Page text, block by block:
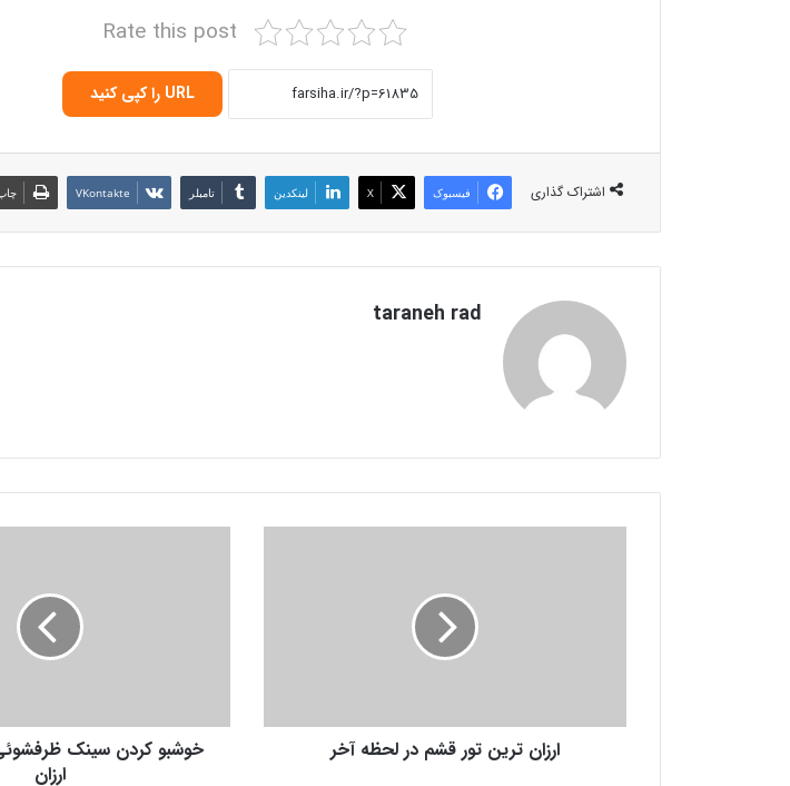
Rate this post
URL را کپی کنید
اشتراک گذاری فیسبوک X لینکدین ‫تامبلر ‫VKontakte
taraneh rad
ن
ارزان ترین تور قشم در لحظه آخر
ن
خوشبو کردن سینک
ارزان